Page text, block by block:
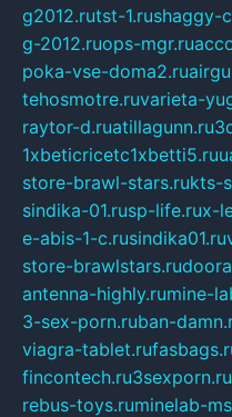
g2012.rutst-1.rushaggy-
g-2012.ruops-mgr.ru
poka-vse-doma2.ru
tehosmotre.ruvarieta-
raytor-d.ruatillagunn.ru
1xbeticricetc1xbetti5.ru
store-brawl-stars.rukts-
sindika-01.rusp-life.rux-
e-abis-1-c.rusindika01.ru
store-brawlstars.ru
antenna-highly.rumine-
3-sex-porn.ruban-
viagra-tablet.ru
fincontech.ru3sexporn.ru
rebus-toys.ruminelab-